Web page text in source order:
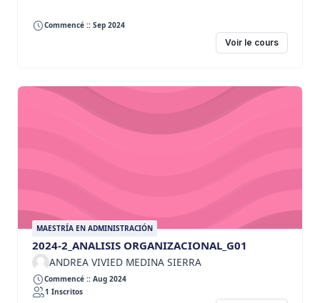
Commencé :: Sep 2024
Voir le cours
MAESTRÍA EN ADMINISTRACIÓN
2024-2_ANALISIS ORGANIZACIONAL_G01
ANDREA VIVIED MEDINA SIERRA
Commencé :: Aug 2024
1 Inscritos